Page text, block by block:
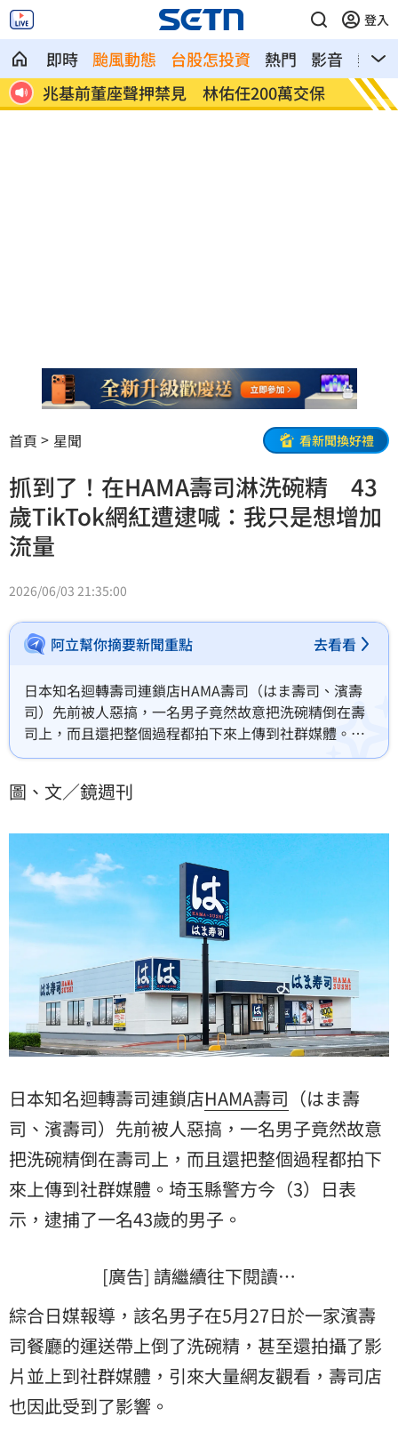
登入
即時 颱風動態 台股怎投資 熱門 影音
熱搜
橘貓「阿咪」離家百天 主人祭20萬元懸
賞
跨縣
煞
首頁 星聞 看新聞換好禮
抓到了！在HAMA壽司淋洗碗精 43
歲TikTok網紅遭逮喊：我只是想增加
流量
2026/06/03 21:35:00
阿立幫你摘要新聞重點 去看看
日本知名迴轉壽司連鎖店HAMA壽司（はま壽司、濱壽
司）先前被人惡搞，一名男子竟然故意把洗碗精倒在壽
司上，而且還把整個過程都拍下來上傳到社群媒體。埼
玉縣警方今（3）日表示，逮捕了一名43歲的男子。
圖、文／鏡週刊
日本知名迴轉壽司連鎖店HAMA壽司 （はま壽
司 、濱壽司）先前被人惡搞，一名男子竟然故意
把洗碗精倒在壽司上，而且還把整個過程都拍下
來上傳到社群媒體。埼玉縣警方今（3）日表
示，逮捕了一名43歲的男子。
[廣告] 請繼續往下閱讀…
綜合日媒報導，該名男子在5月27日於一家濱壽
司餐廳的運送帶上倒了洗碗精，甚至還拍攝了影
片並上到社群媒體，引來大量網友觀看，壽司店
也因此受到了影響。